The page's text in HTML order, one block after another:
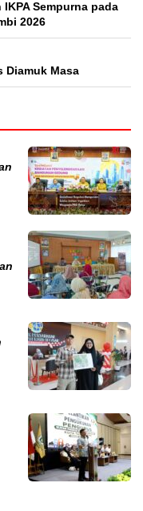
Sempurna pada
2026
Diamuk Masa